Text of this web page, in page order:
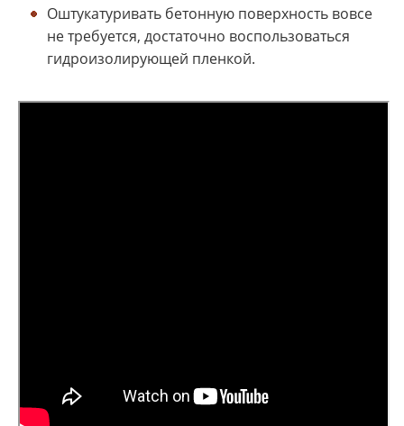
Оштукатуривать бетонную поверхность вовсе
не требуется, достаточно воспользоваться
гидроизолирующей пленкой.